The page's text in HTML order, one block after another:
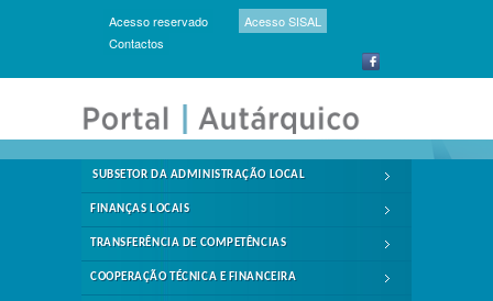
Acesso reservado
Acesso SISAL
Contactos
SUBSETOR DA ADMINISTRAÇÃO LOCAL
FINANÇAS LOCAIS
TRANSFERÊNCIA DE COMPETÊNCIAS
COOPERAÇÃO TÉCNICA E FINANCEIRA